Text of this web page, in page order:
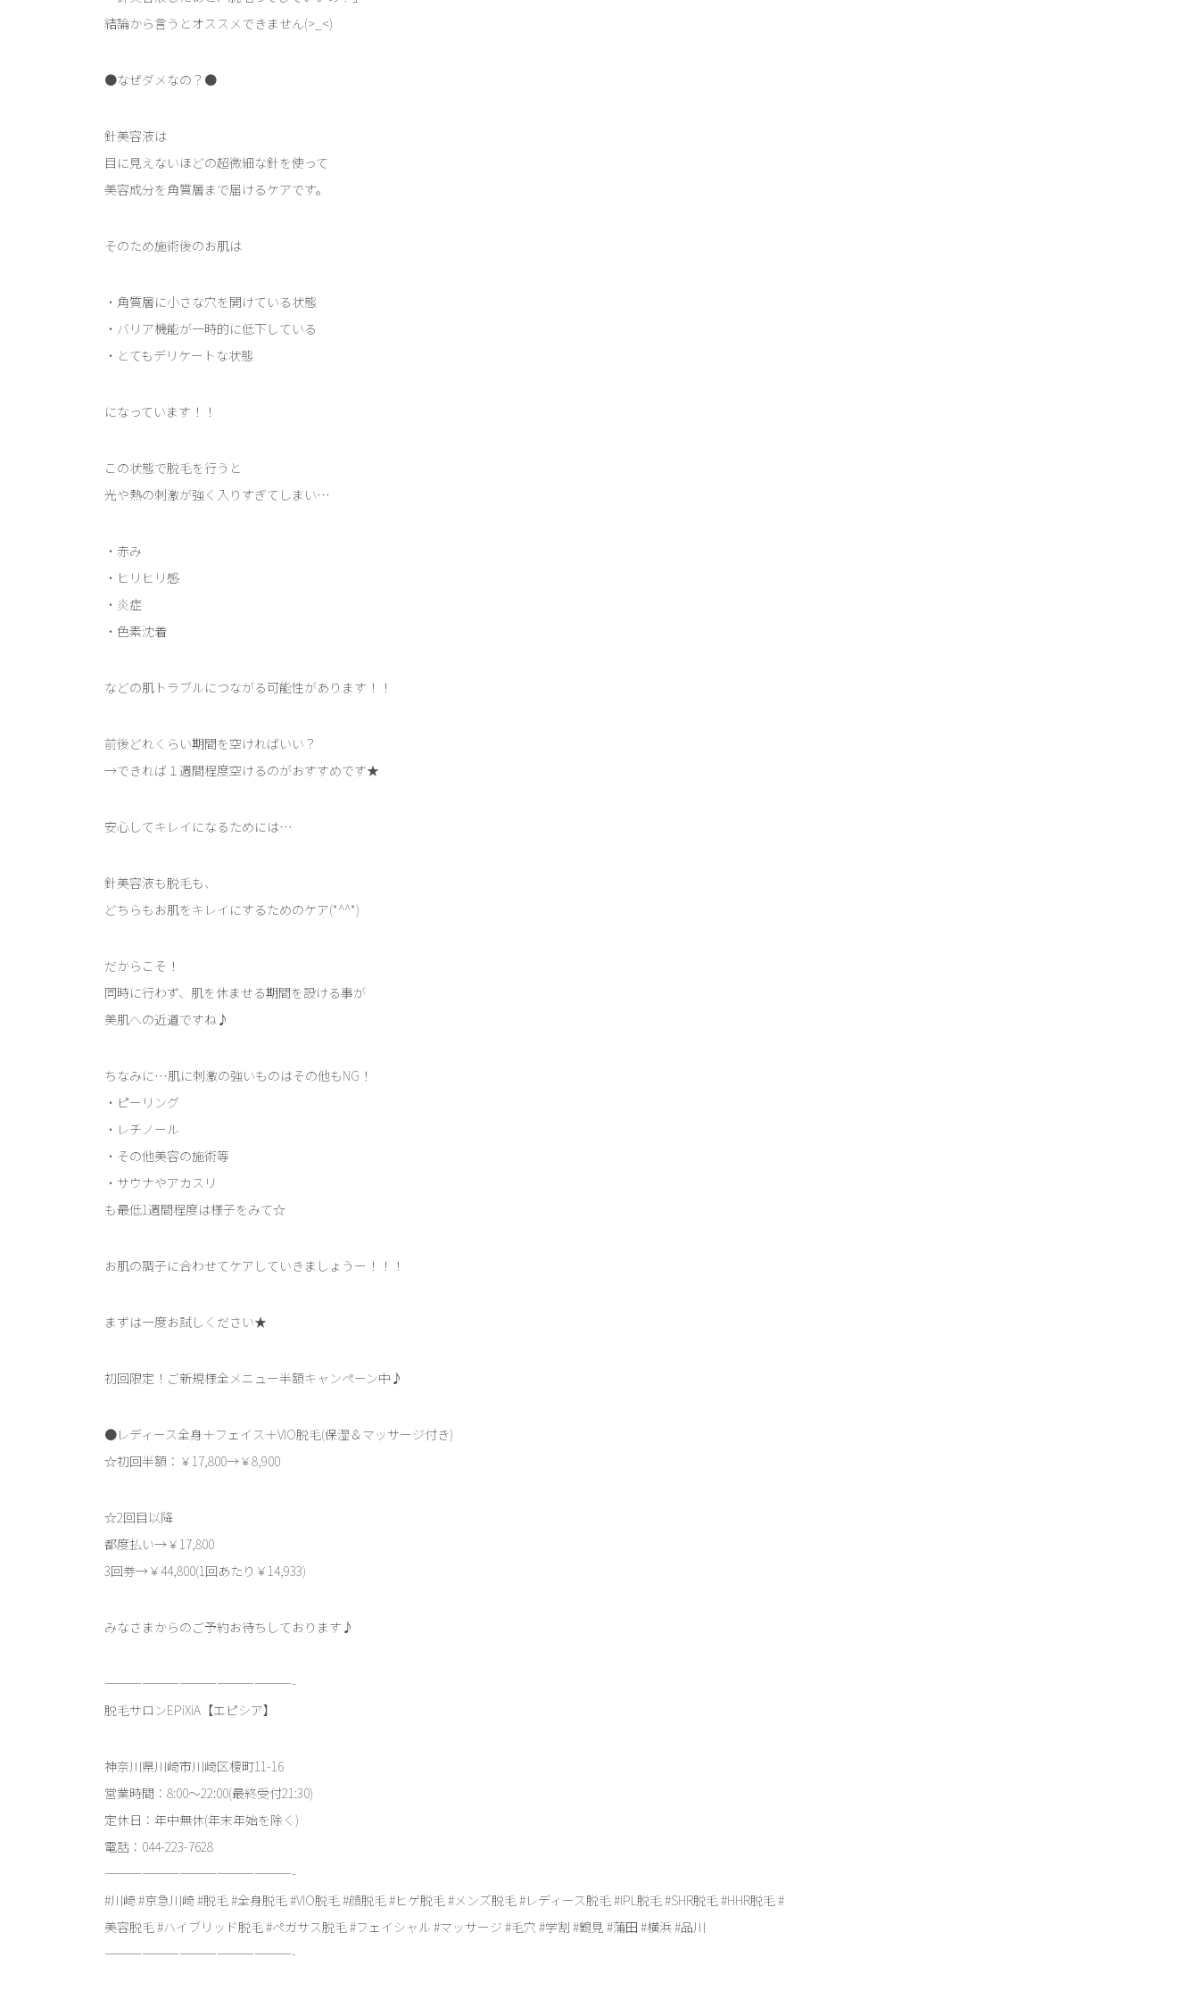
結論から言うとオススメできません(>_<)
●なぜダメなの？●
針美容液は
目に見えないほどの超微細な針を使って
美容成分を角質層まで届けるケアです。
そのため施術後のお肌は
・角質層に小さな穴を開けている状態
・バリア機能が一時的に低下している
・とてもデリケートな状態
になっています！！
この状態で脱毛を行うと
光や熱の刺激が強く入りすぎてしまい…
・赤み
・ヒリヒリ感
・炎症
・色素沈着
などの肌トラブルにつながる可能性があります！！
前後どれくらい期間を空ければいい？
→できれば１週間程度空けるのがおすすめです★
安心してキレイになるためには…
針美容液も脱毛も、
どちらもお肌をキレイにするためのケア(*^^*)
だからこそ！
同時に行わず、肌を休ませる期間を設ける事が
美肌への近道ですね♪
ちなみに…肌に刺激の強いものはその他もNG！
・ピーリング
・レチノール
・その他美容の施術等
・サウナやアカスリ
も最低1週間程度は様子をみて☆
お肌の調子に合わせてケアしていきましょうー！！！
まずは一度お試しください★
初回限定！ご新規様全メニュー半額キャンペーン中♪
●レディース全身＋フェイス＋VIO脱毛(保湿＆マッサージ付き)
☆初回半額：￥17,800→￥8,900
☆2回目以降
都度払い→￥17,800
3回券→￥44,800(1回あたり￥14,933)
みなさまからのご予約お待ちしております♪
———————————————-
脱毛サロンEPiXiA【エピシア】
神奈川県川崎市川崎区榎町11-16
営業時間：8:00～22:00(最終受付21:30)
定休日：年中無休(年末年始を除く)
電話：044-223-7628
———————————————-
#川崎 #京急川崎 #脱毛 #全身脱毛 #VIO脱毛 #顔脱毛 #ヒゲ脱毛 #メンズ脱毛 #レディース脱毛 #IPL脱毛 #SHR脱毛 #HHR脱毛 #
美容脱毛 #ハイブリッド脱毛 #ペガサス脱毛 #フェイシャル #マッサージ #毛穴 #学割 #鶴見 #蒲田 #横浜 #品川
———————————————-